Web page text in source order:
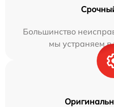
Большинство
мы устраняем в